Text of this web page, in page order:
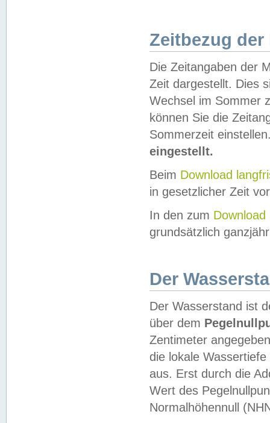
Zeitbezug der
Die Zeitangaben der
Zeit dargestellt. Dies
Wechsel im Sommer
können Sie die
Sommerzeit
eingestellt.
Beim Download
in gesetzlicher Zeit
In den zum Download
grundsätzlich
Der
Der Wasserstand ist
über dem
Zentimeter
die lokale
aus. Erst durch die
Wert des
Normalhöhennull